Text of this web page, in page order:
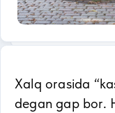
Xalq orasida
degan gap bor.